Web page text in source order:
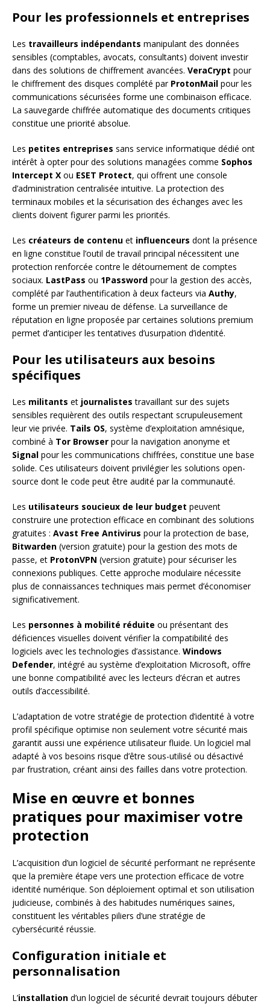
Pour les professionnels et entreprises
Les travailleurs indépendants manipulant des données
sensibles (comptables, avocats, consultants) doivent investir
dans des solutions de chiffrement avancées. VeraCrypt pour
le chiffrement des disques complété par ProtonMail pour les
communications sécurisées forme une combinaison efficace.
La sauvegarde chiffrée automatique des documents critiques
constitue une priorité absolue.
Les petites entreprises sans service informatique dédié ont
intérêt à opter pour des solutions managées comme Sophos
Intercept X ou ESET Protect, qui offrent une console
d’administration centralisée intuitive. La protection des
terminaux mobiles et la sécurisation des échanges avec les
clients doivent figurer parmi les priorités.
Les créateurs de contenu et influenceurs dont la présence
en ligne constitue l’outil de travail principal nécessitent une
protection renforcée contre le détournement de comptes
sociaux. LastPass ou 1Password pour la gestion des accès,
complété par l’authentification à deux facteurs via Authy,
forme un premier niveau de défense. La surveillance de
réputation en ligne proposée par certaines solutions premium
permet d’anticiper les tentatives d’usurpation d’identité.
Pour les utilisateurs aux besoins
spécifiques
Les militants et journalistes travaillant sur des sujets
sensibles requièrent des outils respectant scrupuleusement
leur vie privée. Tails OS, système d’exploitation amnésique,
combiné à Tor Browser pour la navigation anonyme et
Signal pour les communications chiffrées, constitue une base
solide. Ces utilisateurs doivent privilégier les solutions open-
source dont le code peut être audité par la communauté.
Les utilisateurs soucieux de leur budget peuvent
construire une protection efficace en combinant des solutions
gratuites : Avast Free Antivirus pour la protection de base,
Bitwarden (version gratuite) pour la gestion des mots de
passe, et ProtonVPN (version gratuite) pour sécuriser les
connexions publiques. Cette approche modulaire nécessite
plus de connaissances techniques mais permet d’économiser
significativement.
Les personnes à mobilité réduite ou présentant des
déficiences visuelles doivent vérifier la compatibilité des
logiciels avec les technologies d’assistance. Windows
Defender, intégré au système d’exploitation Microsoft, offre
une bonne compatibilité avec les lecteurs d’écran et autres
outils d’accessibilité.
L’adaptation de votre stratégie de protection d’identité à votre
profil spécifique optimise non seulement votre sécurité mais
garantit aussi une expérience utilisateur fluide. Un logiciel mal
adapté à vos besoins risque d’être sous-utilisé ou désactivé
par frustration, créant ainsi des failles dans votre protection.
Mise en œuvre et bonnes
pratiques pour maximiser votre
protection
L’acquisition d’un logiciel de sécurité performant ne représente
que la première étape vers une protection efficace de votre
identité numérique. Son déploiement optimal et son utilisation
judicieuse, combinés à des habitudes numériques saines,
constituent les véritables piliers d’une stratégie de
cybersécurité réussie.
Configuration initiale et
personnalisation
L’installation d’un logiciel de sécurité devrait toujours débuter